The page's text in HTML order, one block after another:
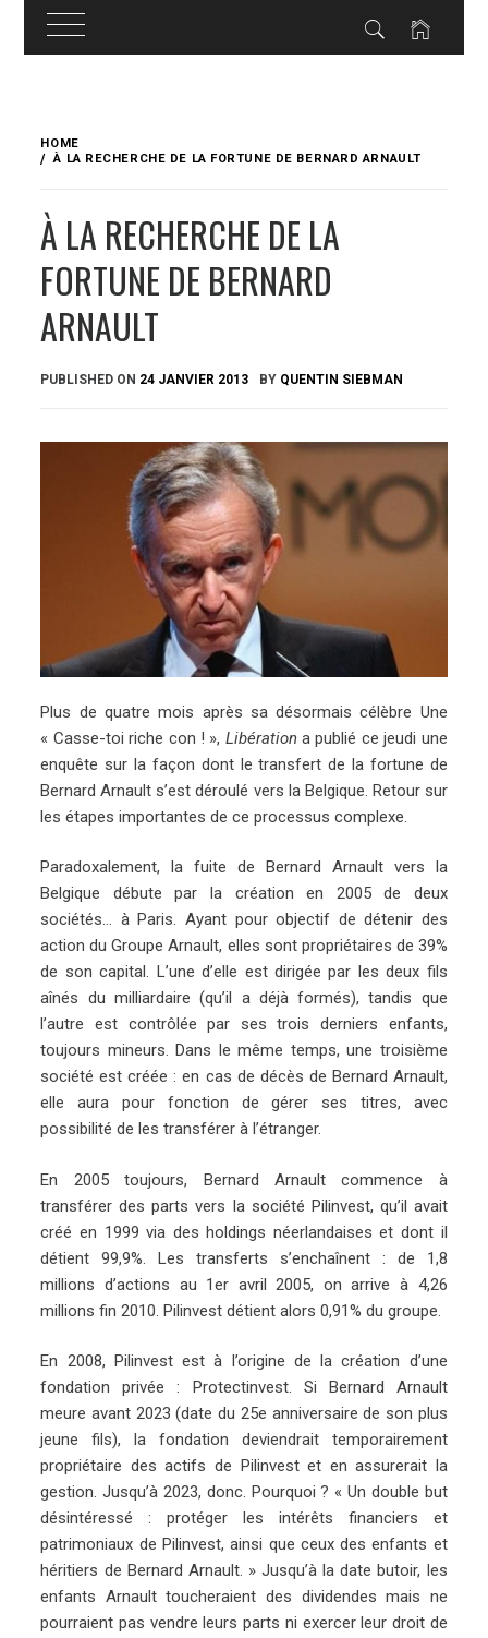
content
HOME
À LA RECHERCHE DE LA FORTUNE DE BERNARD ARNAULT
À LA RECHERCHE DE LA
FORTUNE DE BERNARD
ARNAULT
PUBLISHED ON 24 JANVIER 2013 BY QUENTIN SIEBMAN
Plus de quatre mois après sa désormais célèbre Une
« Casse-toi riche con ! », Libérationa publié ce jeudi une
enquête sur la façon dont le transfert de la fortune de
Bernard Arnault s’est déroulé vers la Belgique. Retour sur
les étapes importantes de ce processus complexe.
Paradoxalement, la fuite de Bernard Arnault vers la
Belgique débute par la création en 2005 de deux
sociétés… à Paris. Ayant pour objectif de détenir des
action du Groupe Arnault, elles sont propriétaires de 39%
de son capital. L’une d’elle est dirigée par les deux fils
aînés du milliardaire (qu’il a déjà formés), tandis que
l’autre est contrôlée par ses trois derniers enfants,
toujours mineurs. Dans le même temps, une troisième
société est créée : en cas de décès de Bernard Arnault,
elle aura pour fonction de gérer ses titres, avec
possibilité de les transférer à l’étranger.
En 2005 toujours, Bernard Arnault commence à
transférer des parts vers la société Pilinvest, qu’il avait
créé en 1999 via des holdings néerlandaises et dont il
détient 99,9%. Les transferts s’enchaînent : de 1,8
millions d’actions au 1er avril 2005, on arrive à 4,26
millions fin 2010. Pilinvest détient alors 0,91% du groupe.
En 2008, Pilinvest est à l’origine de la création d’une
fondation privée : Protectinvest. Si Bernard Arnault
meure avant 2023 (date du 25e anniversaire de son plus
jeune fils), la fondation deviendrait temporairement
propriétaire des actifs de Pilinvest et en assurerait la
gestion. Jusqu’à 2023, donc. Pourquoi ? « Un double but
désintéressé : protéger les intérêts financiers et
patrimoniaux de Pilinvest, ainsi que ceux des enfants et
héritiers de Bernard Arnault. » Jusqu’à la date butoir, les
enfants Arnault toucheraient des dividendes mais ne
pourraient pas vendre leurs parts ni exercer leur droit de